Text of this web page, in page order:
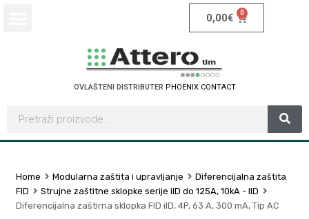
0,00€ 0
OVLAŠTENI DISTRIBUTER PHOENIX CONTACT
Home Modularna zaštita i upravljanje
Diferencijalna zaštita
FID
Strujne zaštitne sklopke serije iID do 125A, 10kA - IID
Diferencijalna zaštirna sklopka FID iID, 4P, 63 A, 300 mA, Tip AC